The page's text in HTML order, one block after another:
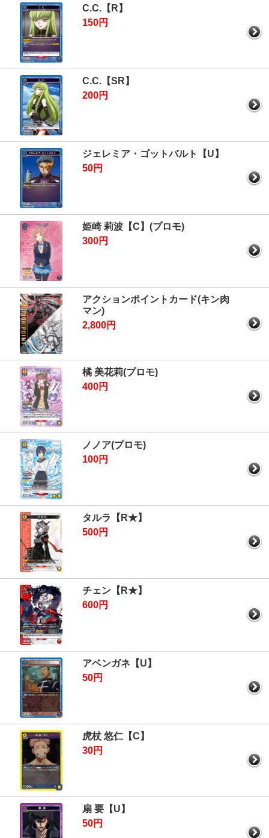
C.C.【R】
150円
C.C.【SR】
200円
ジェレミア・ゴットバルト【U】
50円
姫崎 莉波【C】(プロモ)
300円
アクションポイントカード(キン肉
マン)
2,800円
橘 美花莉(プロモ)
400円
ノノア(プロモ)
100円
タルラ【R★】
500円
チェン【R★】
600円
アベンガネ【U】
50円
虎杖 悠仁【C】
30円
扇 要【U】
50円